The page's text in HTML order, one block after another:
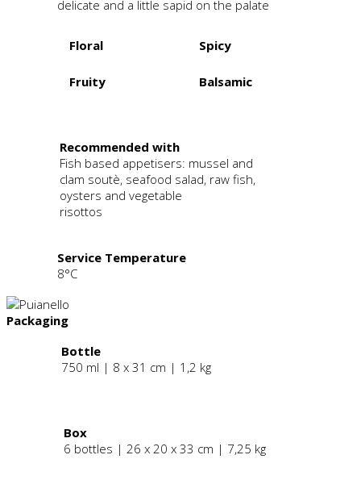
delicate and a little sapid on the palate
Floral Spicy
Fruity
Balsamic
Recommended with
Fish based appetisers: mussel and
clam soutè, seafood salad, raw fish,
oysters and vegetable
risottos
Service Temperature
8°C
Packaging
Bottle
750 ml | 8 x 31 cm | 1,2 kg
Box
6 bottles | 26 x 20 x 33 cm | 7,25 kg